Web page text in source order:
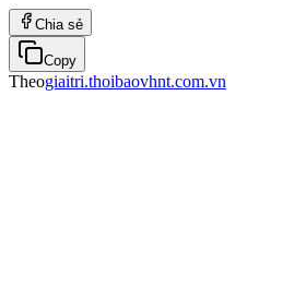
Chia sẻ
Copy
Theogiaitri.thoibaovhnt.com.vn